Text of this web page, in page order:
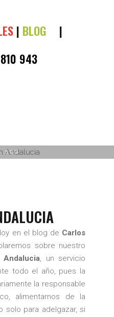
| BLOG
|
943
SEO
en el blog de Carlos
sobre nuestro
, un servicio
todo el año, pues la
la responsable
alimentarnos de la
solo para adelgazar, si